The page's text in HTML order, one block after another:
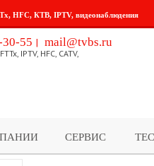
HFC, КТВ, IPTV, видеонаблюдения
55 mail@tvbs.ru
СЕРВИС